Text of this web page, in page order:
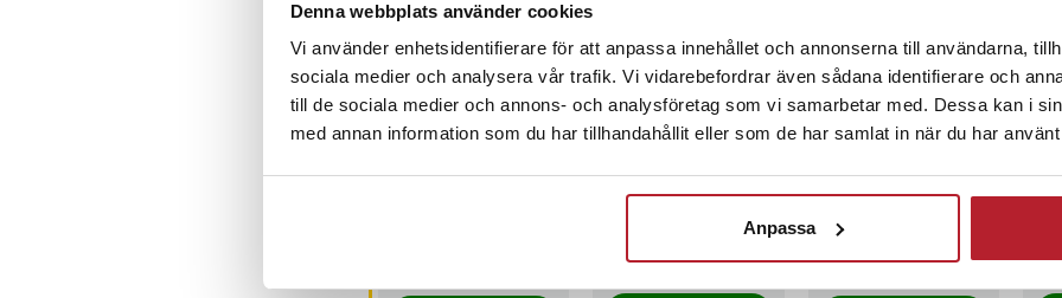
Denna webbplats använder cookies
Vi använder enhetsidentifierare för att anpassa innehållet och annonserna till användarna,
sociala medier och analysera vår trafik. Vi vidarebefordrar även sådana identifierare och
till de sociala medier och annons- och analysföretag som vi samarbetar med. Dessa kan i
med annan information som du har tillhandahållit eller som de har samlat in när du har
Anpassa
-8%
iCarsoft CR MAX
3 999 kr
Värdebevis
Hotellövernattning
1 500 kr
-53%
TP-Link Deco M5
Wi-Fi Mesh System
med sömlös täckning
och AC1300-hastighet
1 369 krTidigare pris
2 929 kr